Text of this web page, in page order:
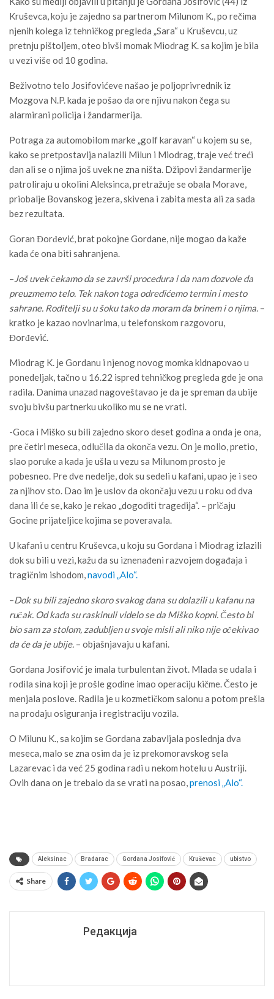
Kruševca, koju je zajedno sa partnerom Milunom K., po rečima
njenih kolega iz tehničkog pregleda „Sara“ u Kruševcu, uz
pretnju pištoljem, oteo bivši momak Miodrag K. sa kojim je bila
u vezi više od 10 godina.
Beživotno telo Josifovićeve našao je poljoprivrednik iz
Mozgova N.P. kada je pošao da ore njivu nakon čega su
alarmirani policija i žandarmerija.
Potraga za automobilom marke „golf karavan“ u kojem su se,
kako se pretpostavlja nalazili Milun i Miodrag, traje već treći
dan ali se o njima još uvek ne zna ništa. Džipovi žandarmerije
patroliraju u okolini Aleksinca, pretražuje se obala Morave,
priobalje Bovanskog jezera, skivena i zabita mesta ali za sada
bez rezultata.
Goran Đorđević, brat pokojne Gordane, nije mogao da kaže
kada će ona biti sahranjena.
–Još uvek čekamo da se završi procedura i da nam dozvole da
preuzmemo telo. Tek nakon toga odredićemo termin i mesto
sahrane. Roditelji su u šoku tako da moram da brinem i o njima. –
kratko je kazao novinarima, u telefonskom razgovoru,
Đorđević.
Miodrag K. je Gordanu i njenog novog momka kidnapovao u
ponedeljak, tačno u 16.22 ispred tehničkog pregleda gde je ona
radila. Danima unazad nagoveštavao je da je spreman da ubije
svoju bivšu partnerku ukoliko mu se ne vrati.
-Goca i Miško su bili zajedno skoro deset godina a onda je ona,
pre četiri meseca, odlučila da okonča vezu. On je molio, pretio,
slao poruke a kada je ušla u vezu sa Milunom prosto je
pobesneo. Pre dve nedelje, dok su sedeli u kafani, upao je i seo
za njihov sto. Dao im je uslov da okončaju vezu u roku od dva
dana ili će se, kako je rekao „dogoditi tragedija“. – pričaju
Gocine prijateljice kojima se poveravala.
U kafani u centru Kruševca, u koju su Gordana i Miodrag izlazili
dok su bili u vezi, kažu da su iznenađeni razvojem događaja i
tragičnim ishodom,navodi „Alo“.
–Dok su bili zajedno skoro svakog dana su dolazili u kafanu na
ručak. Od kada su raskinuli videlo se da Miško kopni. Često bi
bio sam za stolom, zadubljen u svoje misli ali niko nije očekivao
da će da je ubije. – objašnjavaju u kafani.
Gordana Josifović je imala turbulentan život. Mlada se udala i
rodila sina koji je prošle godine imao operaciju kičme. Često je
menjala poslove. Radila je u kozmetičkom salonu a potom prešla
na prodaju osiguranja i registraciju vozila.
O Milunu K., sa kojim se Gordana zabavljala poslednja dva
meseca, malo se zna osim da je iz prekomoravskog sela
Lazarevac i da već 25 godina radi u nekom hotelu u Austriji.
Ovih dana on je trebalo da se vrati na posao,prenosi „Alo“.
Aleksinac Bradarac Gordana Josifović Kruševac ubistvo
Share
Редакција